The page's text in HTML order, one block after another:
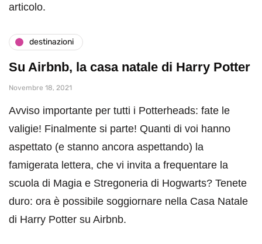
articolo.
destinazioni
Su Airbnb, la casa natale di Harry Potter
Novembre 18, 2021
Avviso importante per tutti i Potterheads: fate le
valigie! Finalmente si parte! Quanti di voi hanno
aspettato (e stanno ancora aspettando) la
famigerata lettera, che vi invita a frequentare la
scuola di Magia e Stregoneria di Hogwarts? Tenete
duro: ora è possibile soggiornare nella Casa Natale
di Harry Potter su Airbnb.